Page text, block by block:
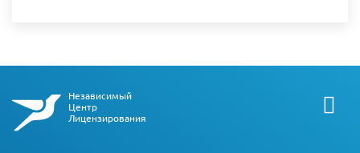
Независимый
Центр
Лицензирования